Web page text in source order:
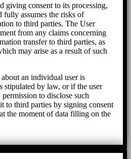
giving consent to its processing,
fully assumes the risks of
to third parties. The User
from any claims concerning
transfer to third parties, as
may arise as a result of such
an individual user is
stipulated by law, or if the user
to disclose such
to third parties by signing consent
the moment of data filling on the